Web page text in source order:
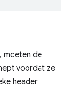
moeten de
voordat ze
header